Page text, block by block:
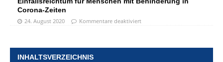
Corona-Zeiten
24. August 2020 Kommentare deaktiviert
INHALTSVERZEICHNIS